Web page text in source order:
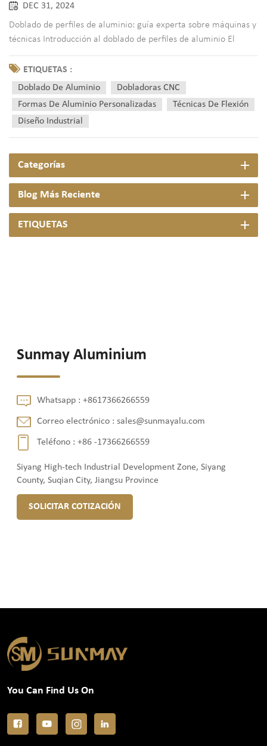
DEC 31, 2024
Doblado de perfiles de aluminio: guía experta sobre máquinas y
técnicas Introducción al doblado de perfiles de aluminio El
doblado de perfiles de aluminio desempeña un papel
fundamental en la fabricación y la construcción modernas, ya
que ofrece la c...
ETIQUETAS :
Doblado De Aluminio
Dobladoras CNC
Formas De Aluminio Personalizadas
Técnicas De Flexión
Diseño Industrial
Categorías
Blog Más Reciente
ETIQUETAS
Sunmay Aluminium
Whatsapp :+8617366266559
Correo electrónico :sales@sunmayalu.com
Teléfono :+86 -17366266559
Siyang High-tech Industrial Development Zone, Siyang
County, Suqian City, Jiangsu Province
SOLICITAR COTIZACIÓN
You Can Find Us On